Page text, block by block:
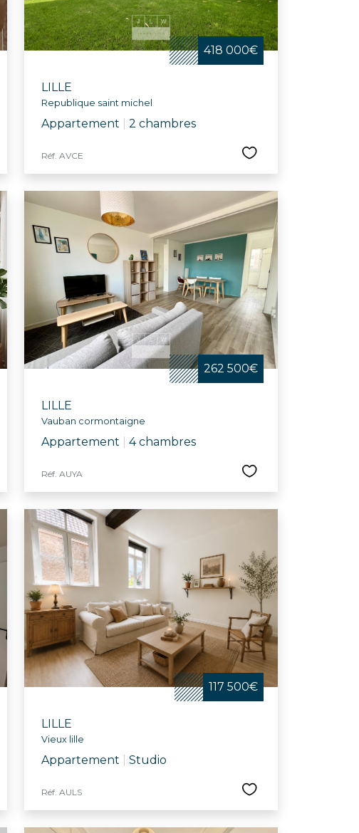
418 000€
LILLE
Republique saint michel
Appartement 2 chambres
Réf. AVCE
262 500€
LILLE
Vauban cormontaigne
Appartement 4 chambres
Réf. AUYA
117 500€
LILLE
Vieux lille
Appartement Studio
Réf. AULS